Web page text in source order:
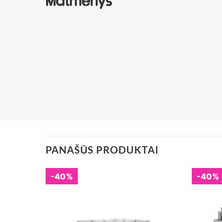
Matmenys
PANAŠŪS PRODUKTAI
-40% -40%